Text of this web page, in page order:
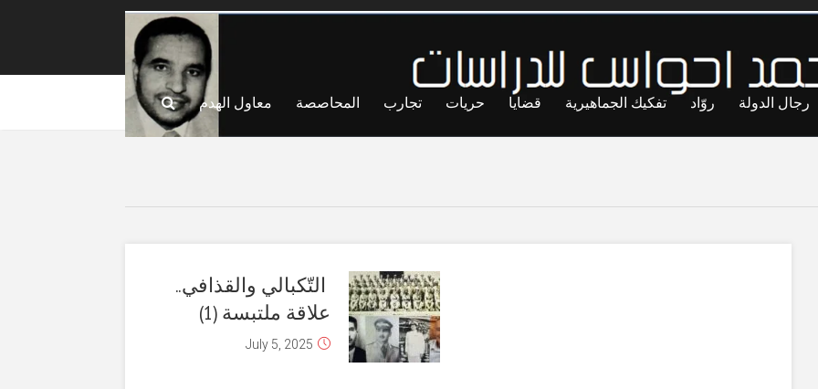
رجال الدولة روّاد تفكيك الجماهيرية قضايا حريات تجارب المحاصصة معاول الهدم
التّكبالي والقذافي..
علاقة ملتبسة (1)
July 5, 2025